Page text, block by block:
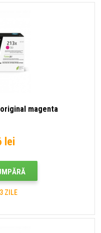
magenta
lei
ZILE